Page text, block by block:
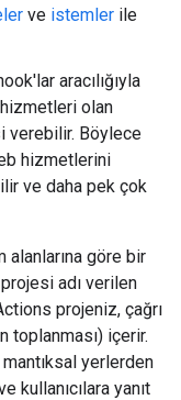
ve istemler ile
aracılığıyla
olan
verebilir. Böylece
hizmetlerini
ve daha pek çok
alanlarına göre bir
adı verilen
projeniz, çağrı
toplanması) içerir.
yerlerden
kullanıcılara yanıt